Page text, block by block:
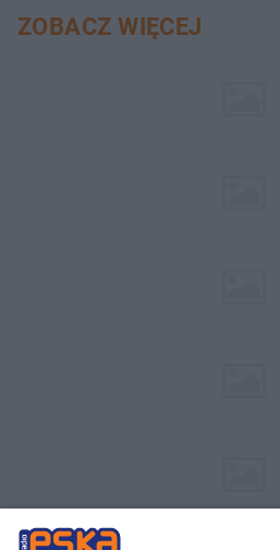
ZOBACZ WIĘCEJ